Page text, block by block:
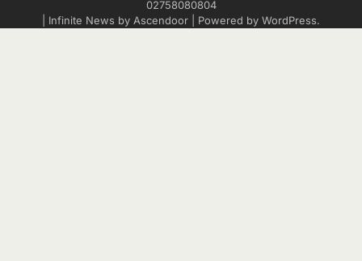
02758080804
| Infinite News by Ascendoor | Powered by WordPress.